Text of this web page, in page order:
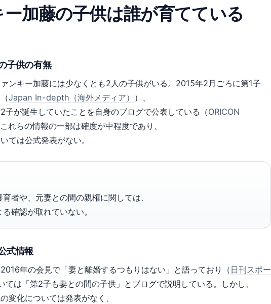
加藤の子供は誰が育てている
子供の有無
ンキー加藤には少なくとも2人の子供がいる。2015年2月ごろに第1子
Japan In-depth（海外メディア） ）、
子が誕生していたことを自身のブログで公表している（ORICON
れらの情報の一部は確度が中程度であり、
ては公式発表がない。
者や、元妻との間の親権に関しては、
確認が取れていない。
式情報
年の会見で「妻と離婚するつもりはない」と語っており（ 日刊スポー
ては「第2子も妻との間の子供」とブログで説明している。しかし、
変化については発表がなく、